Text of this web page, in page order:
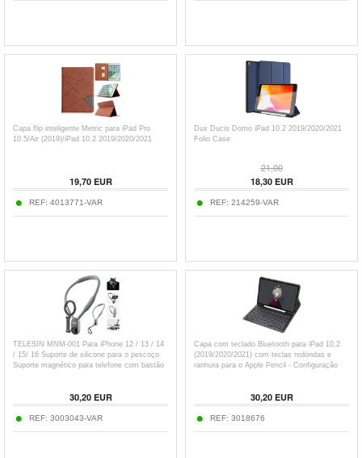
Capa flip inteligente Metric para iPad Pro
10.5/Air (2019)/iPad 10.2 2019/2020/2021
19,70EUR
REF: 4013771-VAR
Dux Ducis Domo iPad 10.2 2019/2020/2021
Folio Case
21,00
18,30EUR
REF: 214259-VAR
TELESIN MNM-001 Para iPhone 12 / 13 / 14
/ 15/ 16 Suporte de silicone para o pescoço
Suporte magnético para telefone com bastão
30,20EUR
REF: 3003043-VAR
Capa com teclado Bluetooth para iPad 10.2
(2019/2020/2021) com teclas redondas e
ranhura para o Apple Pencil - Configuração
30,20EUR
REF: 3018676